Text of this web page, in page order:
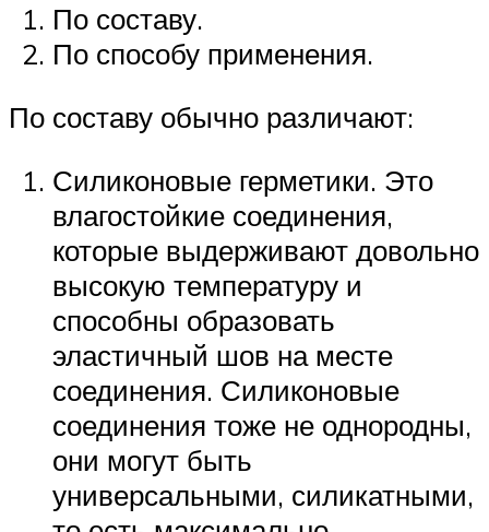
По составу.
По способу применения.
По составу обычно различают:
Силиконовые герметики. Это
влагостойкие соединения,
которые выдерживают довольно
высокую температуру и
способны образовать
эластичный шов на месте
соединения. Силиконовые
соединения тоже не однородны,
они могут быть
универсальными, силикатными,